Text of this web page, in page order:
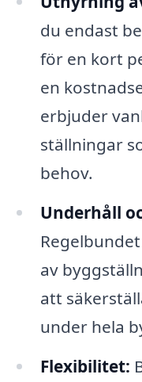
du endast
för en kort
en
erbjuder
ställningar
behov.
Underhåll
av
att
under hela
Flexibilitet: